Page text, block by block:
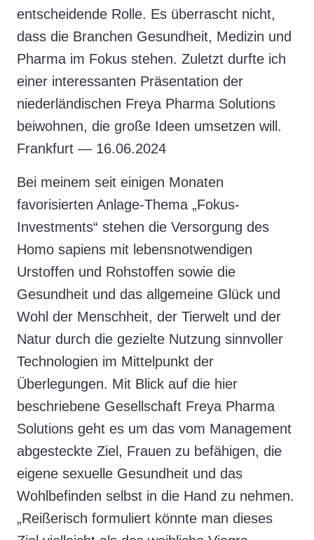
entscheidende Rolle. Es überrascht nicht,
dass die Branchen Gesundheit, Medizin und
Pharma im Fokus stehen. Zuletzt durfte ich
einer interessanten Präsentation der
niederländischen Freya Pharma Solutions
beiwohnen, die große Ideen umsetzen will.
Frankfurt — 16.06.2024
Bei meinem seit einigen Monaten
favorisierten Anlage-Thema „Fokus-
Investments“ stehen die Versorgung des
Homo sapiens mit lebensnotwendigen
Urstoffen und Rohstoffen sowie die
Gesundheit und das allgemeine Glück und
Wohl der Menschheit, der Tierwelt und der
Natur durch die gezielte Nutzung sinnvoller
Technologien im Mittelpunkt der
Überlegungen. Mit Blick auf die hier
beschriebene Gesellschaft Freya Pharma
Solutions geht es um das vom Management
abgesteckte Ziel, Frauen zu befähigen, die
eigene sexuelle Gesundheit und das
Wohlbefinden selbst in die Hand zu nehmen.
„Reißerisch formuliert könnte man dieses